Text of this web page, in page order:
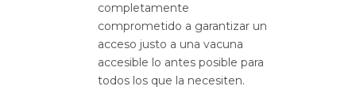
completamente
comprometido a garantizar un
acceso justo a una vacuna
accesible lo antes posible para
todos los que la necesiten.